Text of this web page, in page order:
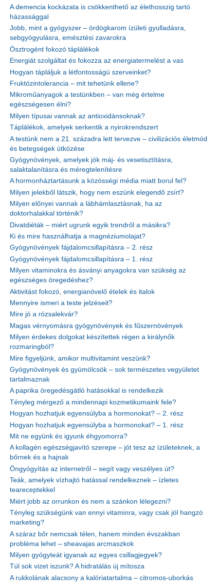
A demencia kockázata is csökkenthető az élethosszig tartó
házassággal
Jobb, mint a gyógyszer – ördögkarom ízületi gyulladásra,
sebgyógyulásra, emésztési zavarokra
Ösztrogént fokozó táplálékok
Energiát szolgáltat és fokozza az energiatermelést a vas
Hogyan tápláljuk a létfontosságú szerveinket?
Fruktózintolerancia – mit tehetünk ellene?
Mikroműanyagok a testünkben – van még értelme
egészségesen élni?
Milyen típusai vannak az antioxidánsoknak?
Táplálékok, amelyek serkentik a nyirokrendszert
A testünk nem a 21. századra lett tervezve – civilizációs életmód
és betegségek ütközése
Gyógynövények, amelyek jók máj- és vesetisztításra,
salaktalanításra és méregtelenítésre
A hormonháztartásunk a közösségi média miatt borul fel?
Milyen jelekből látszik, hogy nem eszünk elegendő zsírt?
Milyen előnyei vannak a lábhámlasztásnak, ha az
doktorhalakkal történik?
Divatdiéták – miért ugrunk egyik trendről a másikra?
Ki és mire használhatja a magnéziumolajat?
Gyógynövények fájdalomcsillapításra – 2. rész
Gyógynövények fájdalomcsillapításra – 1. rész
Milyen vitaminokra és ásványi anyagokra van szükség az
egészséges öregedéshez?
Aktivitást fokozó, energianövelő ételek és italok
Mennyire ismeri a teste jelzéseit?
Mire jó a rózsalekvár?
Magas vérnyomásra gyógynövények és fűszernövények
Milyen érdekes dolgokat készítettek régen a királynők
rozmaringból?
Mire figyeljünk, amikor multivitamint veszünk?
Gyógynövények és gyümölcsök – sok természetes vegyületet
tartalmaznak
A paprika öregedésgátló hatásokkal is rendelkezik
Tényleg mérgező a mindennapi kozmetikumaink fele?
Hogyan hozhatjuk egyensúlyba a hormonokat? – 2. rész
Hogyan hozhatjuk egyensúlyba a hormonokat? – 1. rész
Mit ne együnk és igyunk éhgyomorra?
A kollagén egészségjavító szerepe – jót tesz az ízületeknek, a
bőrnek és a hajnak
Öngyógyítás az internetről – segít vagy veszélyes út?
Teák, amelyek vízhajtó hatással rendelkeznek – ízletes
teareceptekkel
Miért jobb az orrunkon és nem a szánkon lélegezni?
Tényleg szükségünk van ennyi vitaminra, vagy csak jól hangzó
marketing?
A száraz bőr nemcsak télen, hanem minden évszakban
probléma lehet – sheavajas arcmaszkok
Milyen gyógyteát igyanak az egyes csillagjegyek?
Túl sok vizet iszunk? A hidratálás új mítosza
A rukkolának alacsony a kalóriatartalma – citromos-uborkás